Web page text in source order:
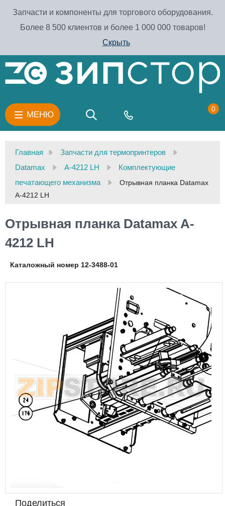
Запчасти и компоненты для торгового оборудования.
Более 8 500 клиентов и более 1 000 000 товаров!
Скрыть
МЕНЮ
0
Главная
Запчасти для термопринтеров
Datamax
A-4212 LH
Комплектующие
печатающего механизма
Отрывная планка Datamax
A-4212 LH
Отрывная планка Datamax A-
4212 LH
Каталожный номер 12-3488-01
Поделиться